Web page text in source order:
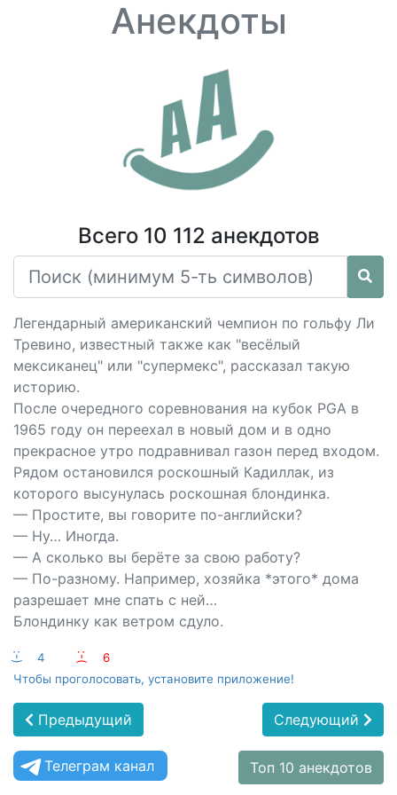
Анекдоты
Всего 10 112 анекдотов
Легендарный американский чемпион по гольфу Ли
Тревино, известный также как "весёлый
мексиканец" или "супермекс", рассказал такую
историю.
После очередного соревнования на кубок PGA в
1965 году он переехал в новый дом и в одно
прекрасное утро подравнивал газон перед входом.
Рядом остановился роскошный Кадиллак, из
которого высунулась роскошная блондинка.
— Простите, вы говорите по-английски?
— Ну… Иногда.
— А сколько вы берёте за свою работу?
— По-разному. Например, хозяйка *этого* дома
разрешает мне спать с ней…
Блондинку как ветром сдуло.
:-) 4 :-(
6
Чтобы проголосовать, установите приложение!
Предыдущий Следующий
Телеграм канал Топ 10 анекдотов